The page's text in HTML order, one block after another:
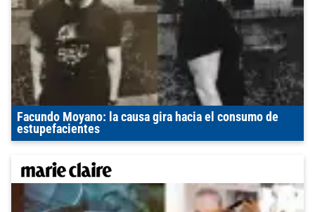
Facundo Moyano: la causa gira hacia el consumo de
estupefacientes